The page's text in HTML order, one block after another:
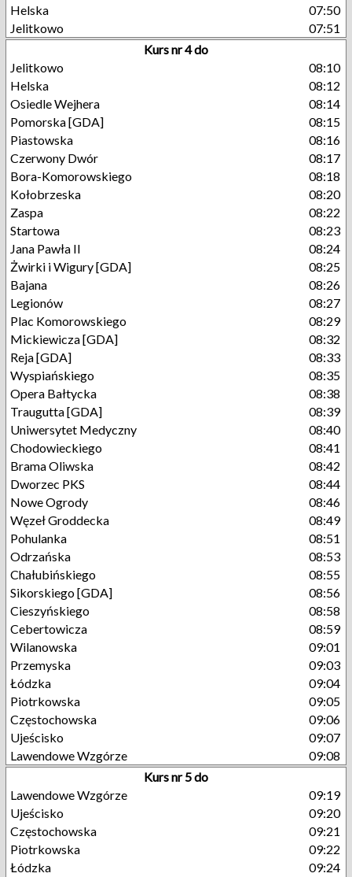
Helska
07:50
Jelitkowo
07:51
Kurs nr 4 do
Jelitkowo
08:10
Helska
08:12
Osiedle Wejhera
08:14
Pomorska [GDA]
08:15
Piastowska
08:16
Czerwony Dwór
08:17
Bora-Komorowskiego
08:18
Kołobrzeska
08:20
Zaspa
08:22
Startowa
08:23
Jana Pawła II
08:24
Żwirki i Wigury [GDA]
08:25
Bajana
08:26
Legionów
08:27
Plac Komorowskiego
08:29
Mickiewicza [GDA]
08:32
Reja [GDA]
08:33
Wyspiańskiego
08:35
Opera Bałtycka
08:38
Traugutta [GDA]
08:39
Uniwersytet Medyczny
08:40
Chodowieckiego
08:41
Brama Oliwska
08:42
Dworzec PKS
08:44
Nowe Ogrody
08:46
Węzeł Groddecka
08:49
Pohulanka
08:51
Odrzańska
08:53
Chałubińskiego
08:55
Sikorskiego [GDA]
08:56
Cieszyńskiego
08:58
Cebertowicza
08:59
Wilanowska
09:01
Przemyska
09:03
Łódzka
09:04
Piotrkowska
09:05
Częstochowska
09:06
Ujeścisko
09:07
Lawendowe Wzgórze
09:08
Kurs nr 5 do
Lawendowe Wzgórze
09:19
Ujeścisko
09:20
Częstochowska
09:21
Piotrkowska
09:22
Łódzka
09:24